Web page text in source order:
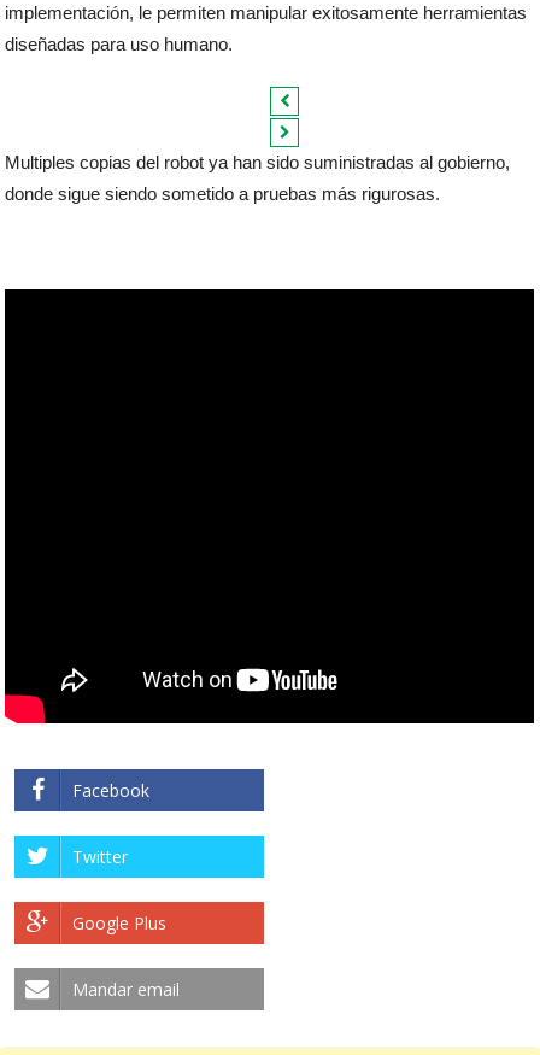
implementación, le permiten manipular exitosamente herramientas
diseñadas para uso humano.
Multiples copias del robot ya han sido suministradas al gobierno,
donde sigue siendo sometido a pruebas más rigurosas.
Facebook
Twitter
Google Plus
Mandar email